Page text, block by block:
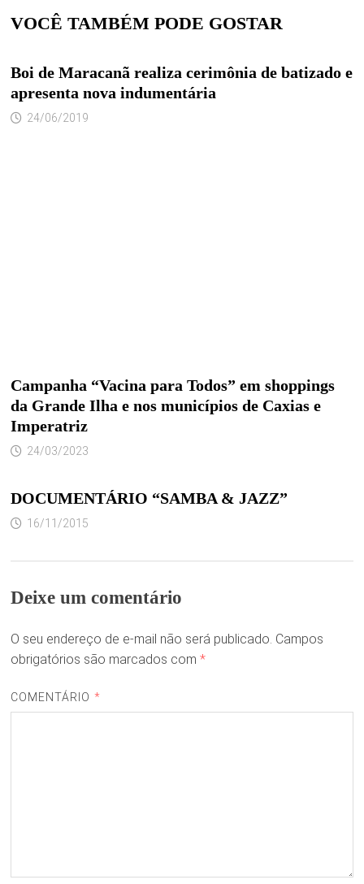
VOCÊ TAMBÉM PODE GOSTAR
Boi de Maracanã realiza cerimônia de batizado e
apresenta nova indumentária
24/06/2019
Campanha “Vacina para Todos” em shoppings
da Grande Ilha e nos municípios de Caxias e
Imperatriz
24/03/2023
DOCUMENTÁRIO “SAMBA & JAZZ”
16/11/2015
Deixe um comentário
O seu endereço de e-mail não será publicado. Campos
obrigatórios são marcados com *
COMENTÁRIO *